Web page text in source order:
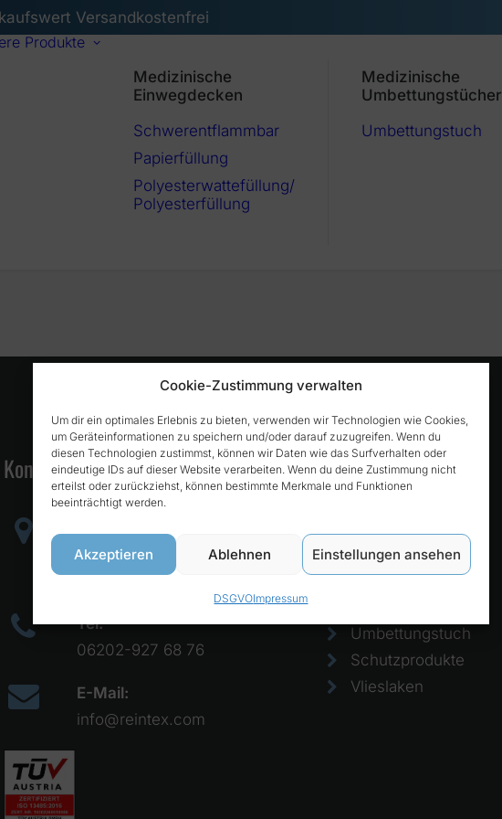
Cookie-Zustimmung verwalten
Um dir ein optimales Erlebnis zu bieten, verwenden wir Technologien wie Cookies,
um Geräteinformationen zu speichern und/oder darauf zuzugreifen. Wenn du
diesen Technologien zustimmst, können wir Daten wie das Surfverhalten oder
eindeutige IDs auf dieser Website verarbeiten. Wenn du deine Zustimmung nicht
erteilst oder zurückziehst, können bestimmte Merkmale und Funktionen
beeinträchtigt werden.
Akzeptieren Ablehnen Einstellungen ansehen
DSGVOImpressum
Versandkostenfrei
Produkte
Medizinische
Einwegdecken
Schwerentflammbar
Papierfüllung
Polyesterwattefüllung/
Polyesterfüllung
Medizinische
Umbettungstücher
Umbettungstuch
Kontakt
Anhalter Str. 15
68775 Ketsch
Tel:
06202-927 68 76
E-Mail:
info@reintex.com
Produkte
Einmalkissen
Einweglaken
Umbettungstuch
Schutzprodukte
Vlieslaken